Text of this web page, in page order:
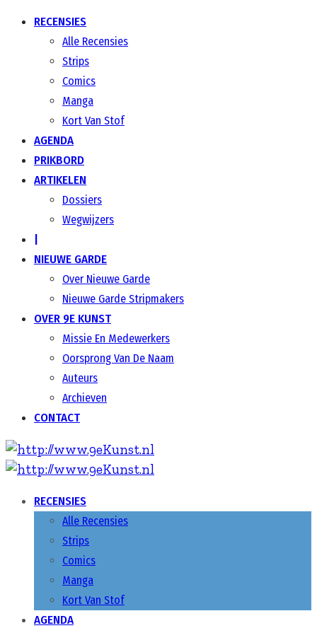
RECENSIES
Alle Recensies
Strips
Comics
Manga
Kort Van Stof
AGENDA
PRIKBORD
ARTIKELEN
Dossiers
Wegwijzers
NIEUWE GARDE
Over Nieuwe Garde
Nieuwe Garde Stripmakers
OVER 9E KUNST
Missie En Medewerkers
Oorsprong Van De Naam
Auteurs
Archieven
CONTACT
RECENSIES
Alle Recensies
Strips
Comics
Manga
Kort Van Stof
AGENDA